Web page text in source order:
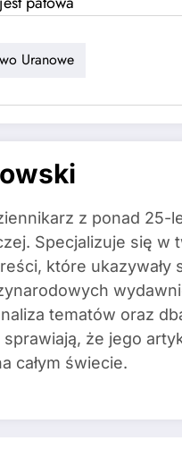
Uranowe
z ponad 25-
Specjalizuje się w
które ukazywały
tematów oraz
że jego
całym świecie.